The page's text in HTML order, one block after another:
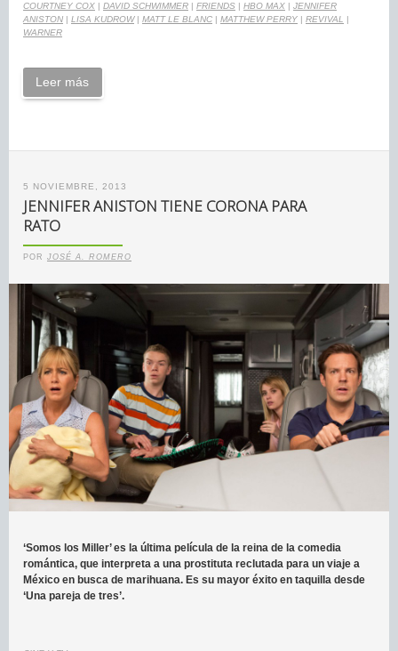
COURTNEY COX | DAVID SCHWIMMER | FRIENDS | HBO MAX | JENNIFER
ANISTON | LISA KUDROW| MATT LE BLANC | MATTHEW PERRY | REVIVAL
|
WARNER
Leer más
5 NOVIEMBRE, 2013
JENNIFER ANISTON TIENE CORONA PARA
RATO
POR JOSÉ A. ROMERO
‘Somos los Miller’ es la última película de la reina de la comedia
romántica, que interpreta a una prostituta reclutada para un viaje a
México en busca de marihuana. Es su mayor éxito en taquilla desde
‘Una pareja de tres’.